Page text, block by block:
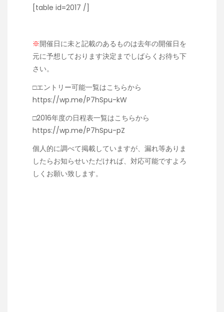
[table id=2017 /]
※開催日に未と記載のあるものは去年の開催日を
元に予想しております決定までしばらくお待ち下
さい。
□エントリー可能一覧はこちらから
https://wp.me/P7hSpu-kW
□2016年度の日程表一覧はこちらから
https://wp.me/P7hSpu-pZ
個人的に調べて掲載していますが、漏れ等ありま
したらお知らせいただければ、対応可能ですよろ
しくお願い致します。